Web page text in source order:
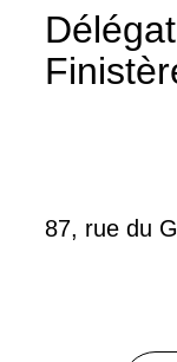
87, rue du